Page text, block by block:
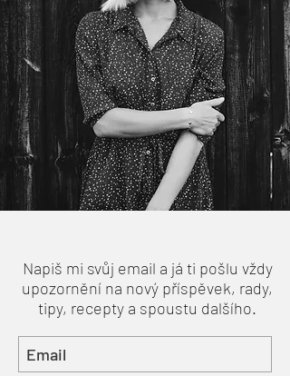
Napiš mi svůj email a já ti pošlu vždy
upozornění na nový příspěvek, rady,
tipy, recepty a spoustu dalšího.